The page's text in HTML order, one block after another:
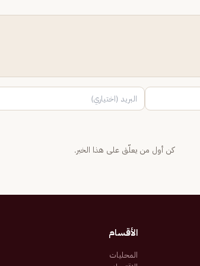
كن أول من يعلّق على هذا الخبر.
الأقسام
المحليات